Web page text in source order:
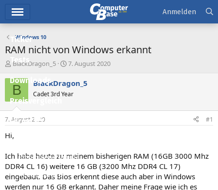
Ticker
Tests
Downloads
Preisvergleich
Forum
Aktuelles
Empfohlene Inhalte
Neue Beiträge
Anmelden
Windows 10
RAM nicht von Windows erkannt
E
s
e
l
e
BlackDragon_5
E
s
t
e
t
7. August 2020
B BlackDragon_5
Cadet 3rd Year
7. August 2020 #1
Hi,
Ich habe heute zu meinem bisherigen RAM (16GB 3000 Mhz
DDR4 CL 16) weitere 16 GB (3200 Mhz DDR4 CL 17)
eingebaut. Das Bios erkennt diese auch aber in Windows
werden nur 16 GB erkannt. Daher meine Frage wie ich es